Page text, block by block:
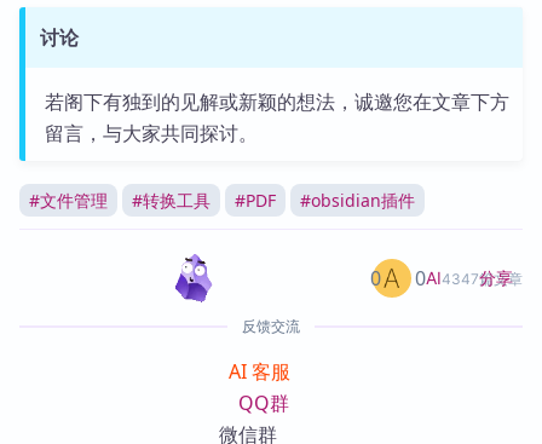
讨论
若阁下有独到的见解或新颖的想法，诚邀您在文章下方
留言，与大家共同探讨。
#文件管理 #转换工具 #PDF #obsidian插件
AI4347篇文章
0 0 分享
反馈交流
AI 客服
QQ群
微信群